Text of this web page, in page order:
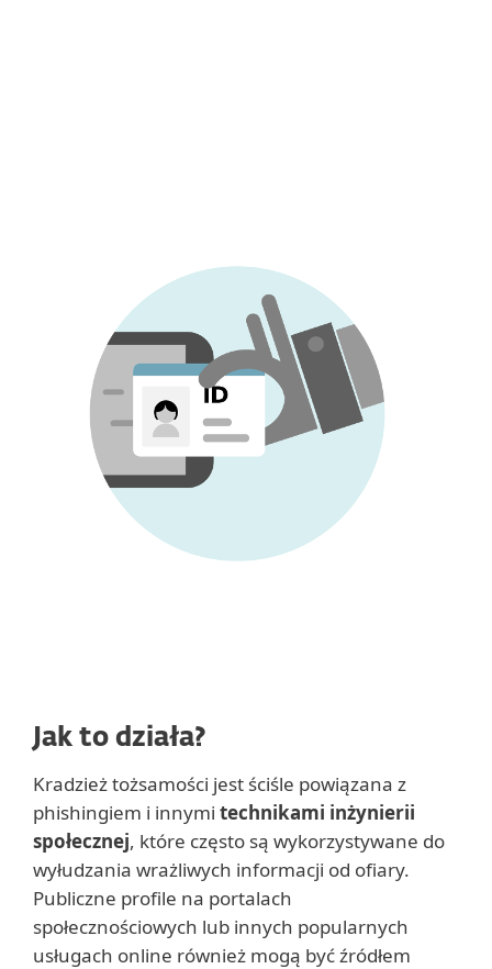
Jak to działa?
Kradzież tożsamości jest ściśle powiązana z
phishingiem i innymi technikami inżynierii
społecznej, które często są wykorzystywane do
wyłudzania wrażliwych informacji od ofiary.
Publiczne profile na portalach
społecznościowych lub innych popularnych
usługach online również mogą być źródłem